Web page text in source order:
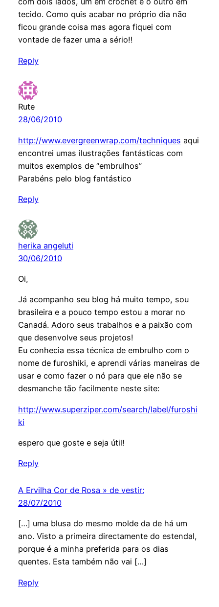
tecido. Como quis acabar no próprio dia não
ficou grande coisa mas agora fiquei com
vontade de fazer uma a sério!!
Reply
Rute
28/06/2010
http://www.evergreenwrap.com/techniques aqui
encontrei umas ilustrações fantásticas com
muitos exemplos de “embrulhos”
Parabéns pelo blog fantástico
Reply
herika angeluti
30/06/2010
Oi,
Já acompanho seu blog há muito tempo, sou
brasileira e a pouco tempo estou a morar no
Canadá. Adoro seus trabalhos e a paixão com
que desenvolve seus projetos!
Eu conhecia essa técnica de embrulho com o
nome de furoshiki, e aprendi várias maneiras de
usar e como fazer o nó para que ele não se
desmanche tão facilmente neste site:
http://www.superziper.com/search/label/furoshi
ki
espero que goste e seja útil!
Reply
A Ervilha Cor de Rosa » de vestir:
28/07/2010
[…] uma blusa do mesmo molde da de há um
ano. Visto a primeira directamente do estendal,
porque é a minha preferida para os dias
quentes. Esta também não vai […]
Reply